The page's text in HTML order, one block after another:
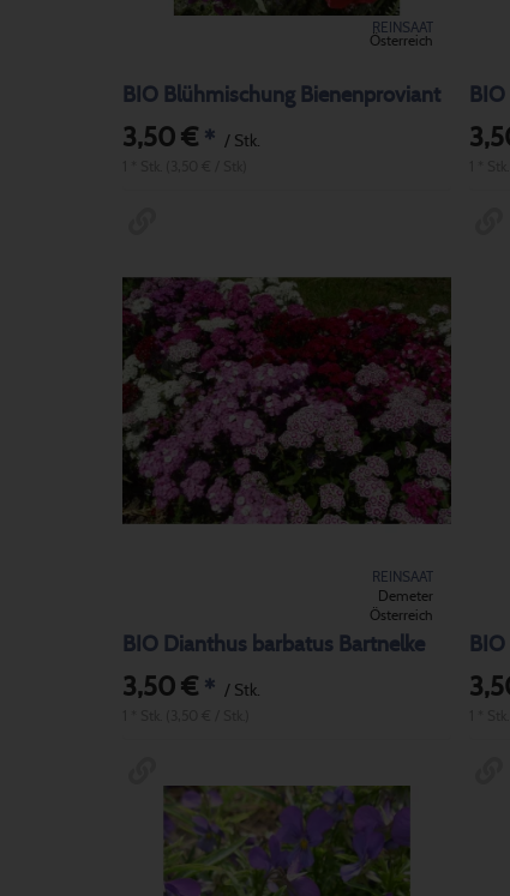
REINSAAT
Österreich
BIO Blühmischung Bienenproviant
3,50 € * / Stk.
REINSAAT
Demeter
Österreich
BIO Dianthus barbatus Bartnelke
3,50 € * / Stk.